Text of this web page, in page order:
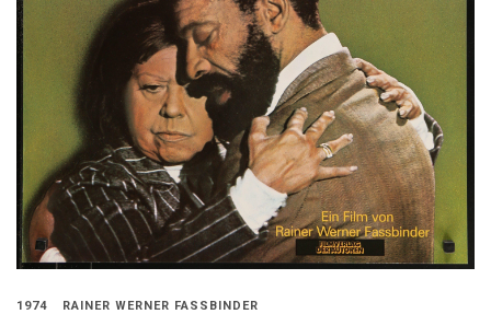
1974 RAINER WERNER FASSBINDER